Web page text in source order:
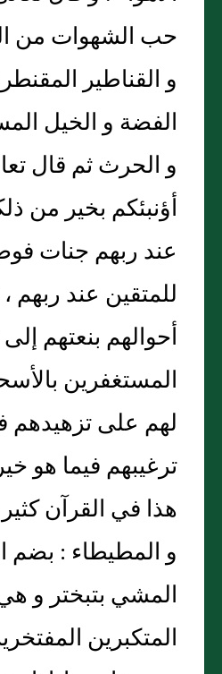
حب الشهوات من
و القناطير
الفضة و الخيل
و الحرث ثم قال
أؤنبئكم بخير من
عند ربهم جنات
للمتقين عند
أحوالهم بنعتهم
المستغفرين
لهم على تزهيدهم
ترغيبهم فيما هو
هذا في القرآن
و المطيطاء : بضم
المشي بتبختر و
المتكبرين